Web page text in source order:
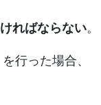
ればならない。
を行った場合、